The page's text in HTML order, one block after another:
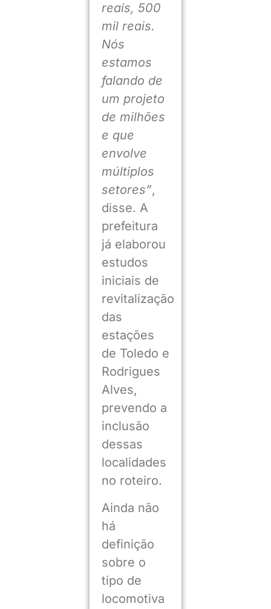
reais, 500
mil reais.
Nós
estamos
falando de
um projeto
de milhões
e que
envolve
múltiplos
setores”,
disse. A
prefeitura
já elaborou
estudos
iniciais de
revitalização
das
estações
de Toledo e
Rodrigues
Alves,
prevendo a
inclusão
dessas
localidades
no roteiro.
Ainda não
há
definição
sobre o
tipo de
locomotiva